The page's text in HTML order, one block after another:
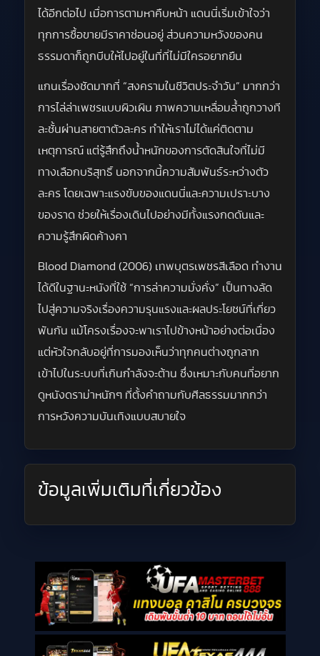
ได้อีกต่อไป เมื่อการตามหาคืบหน้า แดนนี่เริ่มเข้าใจว่า
ทุกการซื้อขายมีราคาซ่อนอยู่ ส่วนความหวังของคน
ธรรมดาก็ถูกบีบให้ไปอยู่ในที่ที่ไม่มีใครอยากยืน
แกนเรื่องชัดมากที่ “สงครามในชีวิตประจำวัน” มากกว่า
การไล่ล่าเพชรแบบผิวเผิน ภาพความเหลื่อมล้ำถูกวางที
ละชั้นผ่านสายตาตัวละคร ทำให้เราไม่ได้แค่ติดตาม
เหตุการณ์ แต่รู้สึกถึงน้ำหนักของการตัดสินใจที่ไม่มี
ทางเลือกบริสุทธิ์ นอกจากนี้ความสัมพันธ์ระหว่างตัว
ละคร โดยเฉพาะแรงขับของแดนนี่และความเปราะบาง
ของราด ช่วยให้เรื่องเดินไปอย่างมีทั้งแรงกดดันและ
ความรู้สึกผิดค้างคา
Blood Diamond (2006) เทพบุตรเพชรสีเลือด ทำงาน
ได้ดีในฐานะหนังที่ใช้ “การล่าความมั่งคั่ง” เป็นทางลัด
ไปสู่ความจริงเรื่องความรุนแรงและผลประโยชน์ที่เกี่ยว
พันกัน แม้โครงเรื่องจะพาเราไปข้างหน้าอย่างต่อเนื่อง
แต่หัวใจกลับอยู่ที่การมองเห็นว่าทุกคนต่างถูกลาก
เข้าไปในระบบที่เกินกำลังจะต้าน ซึ่งเหมาะกับคนที่อยาก
ดูหนังดราม่าหนักๆ ที่ตั้งคำถามกับศีลธรรมมากกว่า
การหวังความบันเทิงแบบสบายใจ
ข้อมูลเพิ่มเติมที่เกี่ยวข้อง